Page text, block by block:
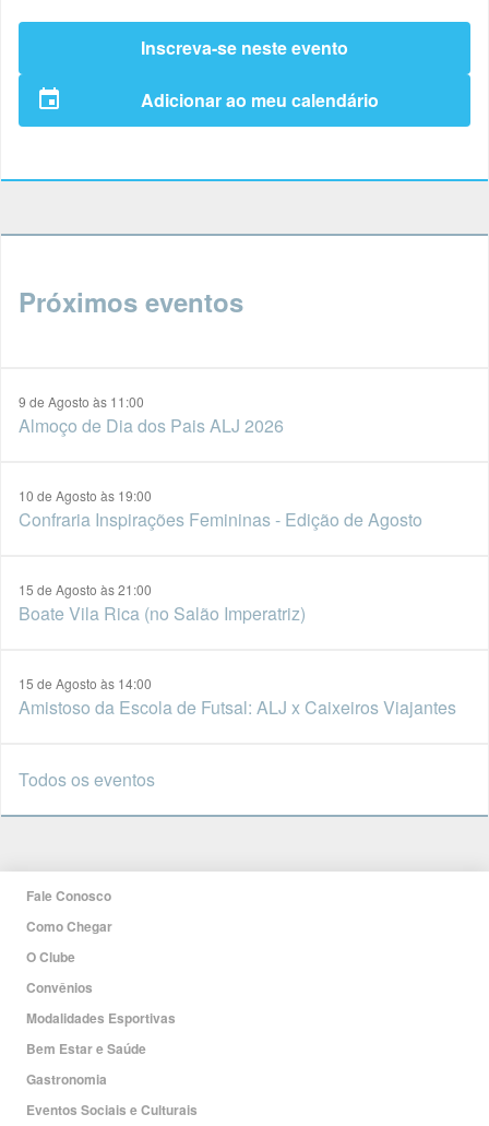
Inscreva-se neste evento
Adicionar ao meu calendário
Próximos eventos
9 de Agosto às 11:00
Almoço de Dia dos Pais ALJ 2026
10 de Agosto às 19:00
Confraria Inspirações Femininas - Edição de Agosto
15 de Agosto às 21:00
Boate Vila Rica (no Salão Imperatriz)
15 de Agosto às 14:00
Amistoso da Escola de Futsal: ALJ x Caixeiros Viajantes
Todos os eventos
Fale Conosco
Como Chegar
O Clube
Convênios
Modalidades Esportivas
Bem Estar e Saúde
Gastronomia
Eventos Sociais e Culturais